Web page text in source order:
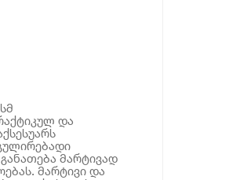
და
მარტივად
მარტივი და